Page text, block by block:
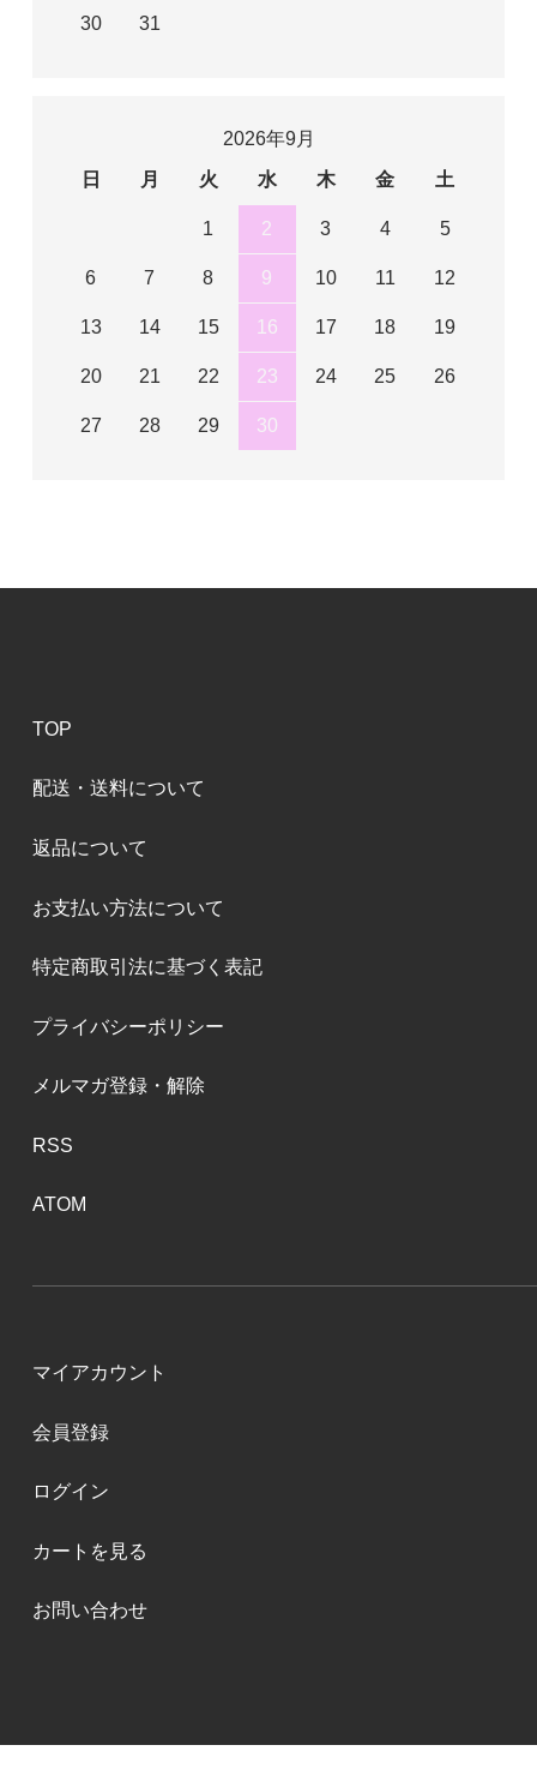
30 31
2026年9月
日
月 火 水 木 金 土
1 2 3 4 5
6 7 8 9 10 11 12
13 14 15 16 17 18 19
20 21 22 23 24 25 26
27 28 29 30
TOP
配送・送料について
返品について
お支払い方法について
特定商取引法に基づく表記
プライバシーポリシー
メルマガ登録・解除
RSS
ATOM
マイアカウント
会員登録
ログイン
カートを見る
お問い合わせ